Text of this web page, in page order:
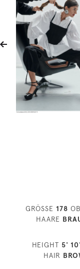
GRÖSSE 178
HAARE
HEIGHT 5'
HAIR